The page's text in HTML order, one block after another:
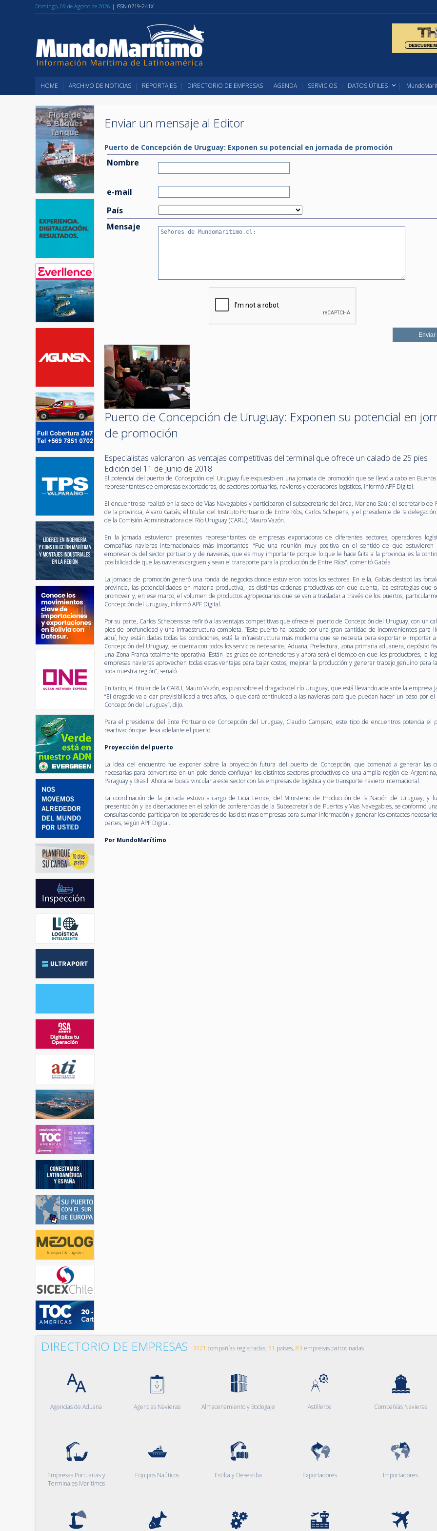
Domingo, 09 de Agosto de 2026 | ISSN 0719-241X
HOME ARCHIVO DE NOTICIAS REPORTAJES DIRECTORIO DE EMPRESAS AGENDA SERVICIOS DATOS ÚTILES
Enviar un mensaje al Editor
Puerto de Concepción de Uruguay: Exponen su potencial en jornada de promoción
Nombre
e-mail
País
Mensaje
Puerto de Concepción de Uruguay: Exponen su potencial en
de promoción
Especialistas valoraron las ventajas competitivas del terminal que ofrece un calado de 25 pies
Edición del 11 de Junio de 2018
El potencial del puerto de Concepción del Uruguay fue expuesto en una jornada de promoción que se llevó a cabo en Buenos
representantes de empresas exportadoras, de sectores portuarios, navieros y operadores logísticos, informó APF Digital.
El encuentro se realizó en la sede de Vías Navegables y participaron el subsecretario del área, Mariano Saúl; el secretario de
de la provincia, Álvaro Gabás; el titular del Instituto Portuario de Entre Ríos, Carlos Schepens; y el presidente de la
de la Comisión Administradora del Río Uruguay (CARU), Mauro Vazón.
En la jornada estuvieron presentes representantes de empresas exportadoras de diferentes sectores, operadores
compañías navieras internacionales más importantes. “Fue una reunión muy positiva en el sentido de que estuvieron
empresarios del sector portuario y de navieras, que es muy importante porque lo que le hace falta a la provincia es la
posibilidad de que las navieras carguen y sean el transporte para la producción de Entre Ríos", comentó Gabás.
La jornada de promoción generó una ronda de negocios donde estuvieron todos los sectores. En ella, Gabás destacó las
provincia, las potencialidades en materia productiva, las distintas cadenas productivas con que cuenta, las estrategias que
promover y, en ese marco, el volumen de productos agropecuarios que se van a trasladar a través de los puertos,
Concepción del Uruguay, informó APF Digital.
Por su parte, Carlos Schepens se refirió a las ventajas competitivas que ofrece el puerto de Concepción del Uruguay, con un
pies de profundidad y una infraestructura completa. “Este puerto ha pasado por una gran cantidad de inconvenientes para
aquí, hoy están dadas todas las condiciones, está la infraestructura más moderna que se necesita para exportar e importar
Concepción del Uruguay; se cuenta con todos los servicios necesarios, Aduana, Prefectura, zona primaria aduanera, depósito
una Zona Franca totalmente operativa. Están las grúas de contenedores y ahora será el tiempo en que los productores, la
empresas navieras aprovechen todas estas ventajas para bajar costos, mejorar la producción y generar trabajo genuino para
toda nuestra región”, señaló.
En tanto, el titular de la CARU, Mauro Vazón, expuso sobre el dragado del río Uruguay, que está llevando adelante la empresa
“El dragado va a dar previsibilidad a tres años, lo que dará continuidad a las navieras para que puedan hacer un paso por
Concepción del Uruguay”, dijo.
Para el presidente del Ente Portuario de Concepción del Uruguay, Claudio Camparo, este tipo de encuentros potencia el
reactivación que lleva adelante el puerto.
Proyección del puerto
La idea del encuentro fue exponer sobre la proyección futura del puerto de Concepción, que comenzó a generar las
necesarias para convertirse en un polo donde confluyan los distintos sectores productivos de una amplia región de
Paraguay y Brasil. Ahora se busca vincular a este sector con las empresas de logística y de transporte naviero internacional.
La coordinación de la jornada estuvo a cargo de Licia Lemos, del Ministerio de Producción de la Nación de Uruguay, y
presentación y las disertaciones en el salón de conferencias de la Subsecretaría de Puertos y Vías Navegables, se conformó
consultas donde participaron los operadores de las distintas empresas para sumar información y generar los contactos
partes, según APF Digital.
Por MundoMarítimo
DIRECTORIO DE EMPRESAS 3721 compañías registradas, 51 países, 83 empresas patrocinadas
Agencias de Aduana Agencias Navieras Almacenamiento y Bodegaje Astilleros Compañías Navieras
Empresas Portuarias y
Terminales Marítimos
Equipos Naúticos Estiba y Desestiba Exportadores Importadores